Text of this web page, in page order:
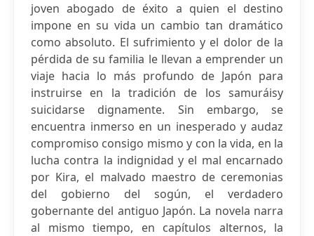
joven abogado de éxito a quien el destino
impone en su vida un cambio tan dramático
como absoluto. El sufrimiento y el dolor de la
pérdida de su familia le llevan a emprender un
viaje hacia lo más profundo de Japón para
instruirse en la tradición de los samuráisy
suicidarse dignamente. Sin embargo, se
encuentra inmerso en un inesperado y audaz
compromiso consigo mismo y con la vida, en la
lucha contra la indignidad y el mal encarnado
por Kira, el malvado maestro de ceremonias
del gobierno del sogún, el verdadero
gobernante del antiguo Japón. La novela narra
al mismo tiempo, en capítulos alternos, la